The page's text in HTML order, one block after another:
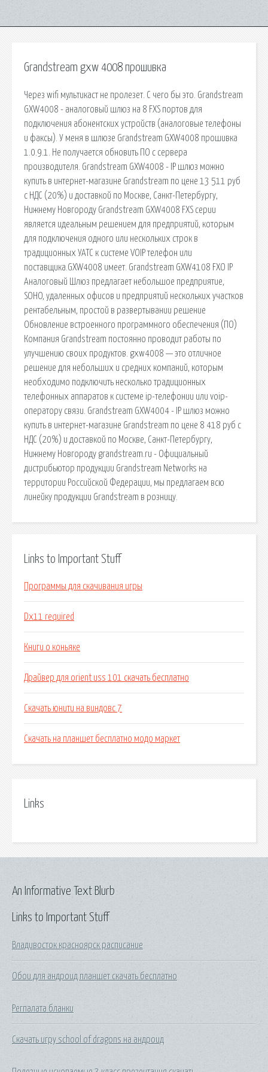
Grandstream gxw 4008 прошивка
Через wifi мультикаст не пролезет. C чего бы это. Grandstream
GXW4008 - аналоговый шлюз на 8 FXS портов для
подключения абонентских устройств (аналоговые телефоны
и факсы). У меня в шлюзе Grandstream GXW4008 прошивка
1.0.9.1. Не получается обновить ПО с сервера
производителя. Grandstream GXW4008 - IP шлюз можно
купить в интернет-магазине Grandstream по цене 13 511 руб
с НДС (20%) и доставкой по Москве, Санкт-Петербургу,
Нижнему Новгороду Grandstream GXW4008 FXS серии
является идеальным решением для предприятий, которым
для подключения одного или нескольких строк в
традиционных УАТС к системе VOIP телефон или
поставщика.GXW4008 имеет. Grandstream GXW4108 FXO IP
Аналоговый Шлюз предлагает небольшое предприятие,
SOHO, удаленных офисов и предприятий нескольких участков
рентабельным, простой в развертывании решение
Обновление встроенного программного обеспечения (ПО)
Компания Grandstream постоянно проводит работы по
улучшению своих продуктов. gxw4008 — это отличное
решение для небольших и средних компаний, которым
необходимо подключить несколько традиционных
телефонных аппаратов к системе ip-телефонии или voip-
оператору связи. Grandstream GXW4004 - IP шлюз можно
купить в интернет-магазине Grandstream по цене 8 418 руб с
НДС (20%) и доставкой по Москве, Санкт-Петербургу,
Нижнему Новгороду grandstream.ru - Официальный
дистрибьютор продукции Grandstream Networks на
территории Российской Федерации, мы предлагаем всю
линейку продукции Grandstream в розницу.
Links to Important Stuff
Программы для скачивания игры
Dx11 required
Книги о коньяке
Драйвер для orient uss 101 скачать бесплатно
Скачать юнити на виндовс 7
Скачать на планшет бесплатно модо маркет
Links
Links to Important Stuff
Владивосток красноярск расписание
Обои для андроид планшет скачать бесплатно
Регпалата бланки
Скачать игру school of dragons на андроид
An Informative Text Blurb